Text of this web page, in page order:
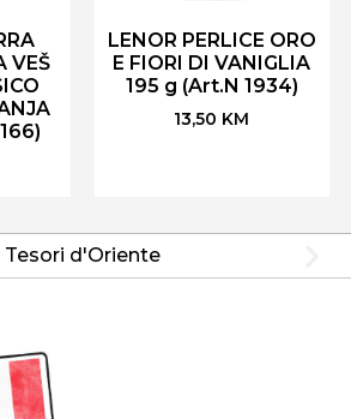
VEŠ
LENOR PERLICE ORO
E FIORI DI VANIGLIA
195 g (Art.N 1934)
13,50 KM
Tesori d'Oriente